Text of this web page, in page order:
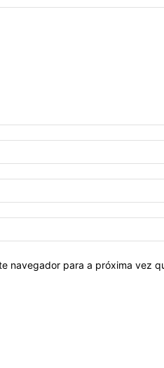
navegador para a próxima vez